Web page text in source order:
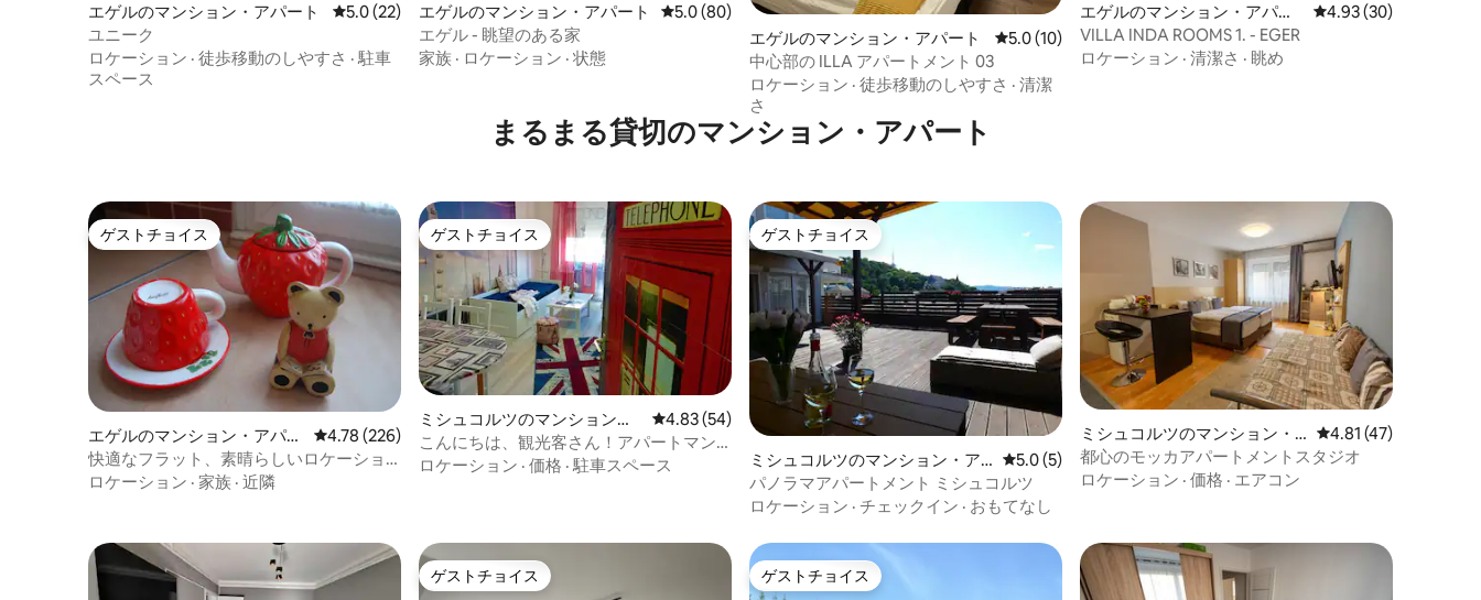
エゲルのマンション・アパート レビュー22件、5つ星中5.0つ星の平均評価
5.0 (22)
ユニーク
ロケーション · 徒歩移動のしやすさ ·駐車
スペース
エゲルのマンション・アパート レビュー80件、5つ星中5.0つ星の平均評価
5.0 (80)
エゲル - 眺望のある家
家族 · ロケーション · 状態
エゲルのマンション・アパート レビュー10件、5つ星中5.0つ星の平均評価
5.0 (10)
中心部の ILLA アパートメント 03
ロケーション · 徒歩移動のしやすさ · 清潔
さ
エゲルのマンション・アパー
ト
レビュー30件、5つ星
4.93 (30)
VILLA INDA ROOMS 1. - EGER
ロケーション · 清潔さ · 眺め
まるまる貸切のマンション・アパート
ゲストチョイス
ゲストチョイス
エゲルのマンション・アパー
ト
レビュー226件、5つ星中4.78つ星の平均評価
4.78 (226)
快適なフラット、素晴らしいロケーショ
ン - Bartakovics Apartman
ロケーション · 家族 · 近隣
ゲストチョイス
ゲストチョイス
ミシュコルツのマンション・
アパート
レビュー54件、5つ星中4.83つ星の平均評価
4.83 (54)
こんにちは、観光客さん！アパートマン1
号室 - ミシュコルツ
ロケーション · 価格 ·駐車スペース
ゲストチョイス
ゲストチョイス
ミシュコルツのマンション・ア
パート
レビュー5件、5つ星中5.0つ星の平均評価
5.0 (5)
パノラマアパートメント ミシュコルツ
ロケーション · チェックイン · おもてなし
ミシュコルツのマンション・
アパート
レビュー47件、5つ
4.81 (47)
都心のモッカアパートメントスタジオ
ロケーション · 価格 · エアコン
ゲストチョイス
ゲストチョイス ゲストチョイス
ゲストチョイス